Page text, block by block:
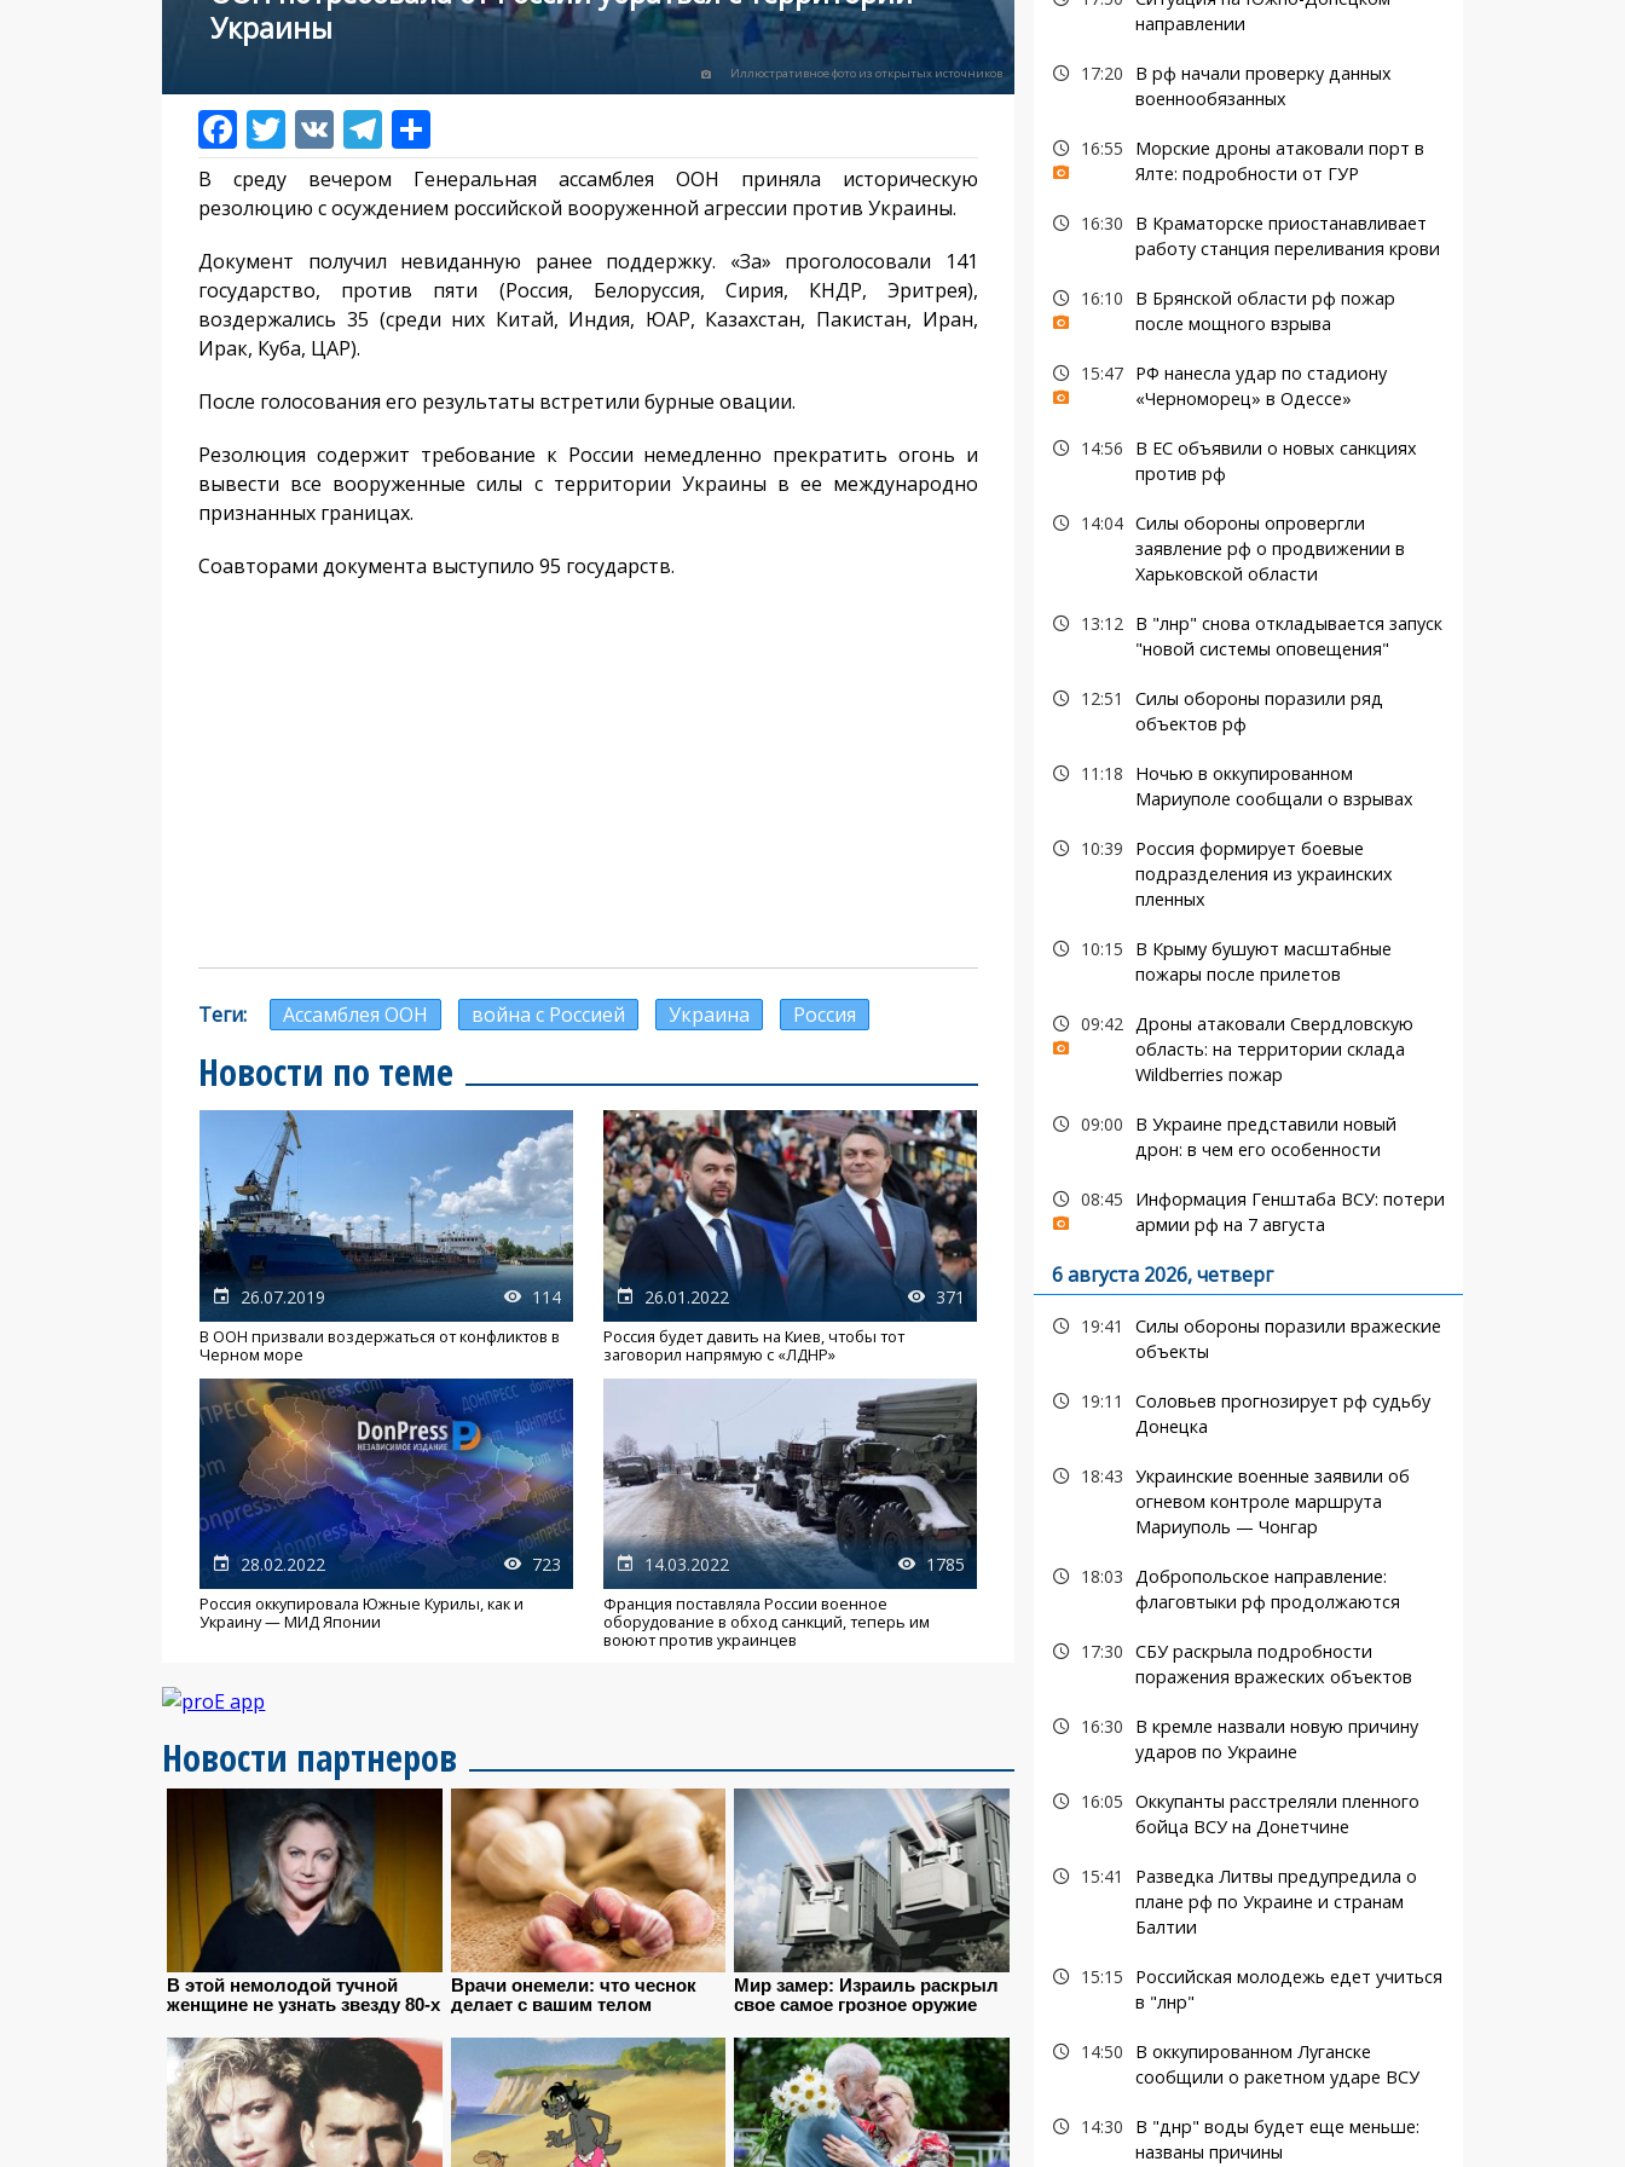
Украины
Иллюстративное фото из открытых источников
В среду вечером Генеральная ассамблея ООН приняла историческую
резолюцию с осуждением российской вооруженной агрессии против Украины.
Документ получил невиданную ранее поддержку. «За» проголосовали 141
государство, против пяти (Россия, Белоруссия, Сирия, КНДР, Эритрея),
воздержались 35 (среди них Китай, Индия, ЮАР, Казахстан, Пакистан, Иран,
Ирак, Куба, ЦАР).
После голосования его результаты встретили бурные овации.
Резолюция содержит требование к России немедленно прекратить огонь и
вывести все вооруженные силы с территории Украины в ее международно
признанных границах.
Соавторами документа выступило 95 государств.
Теги Ассамблея ООН война с Россией Украина Россия
Новости по теме
26.07.2019 114
В ООН призвали воздержаться от конфликтов в
Черном море
26.01.2022 371
Россия будет давить на Киев, чтобы тот
заговорил напрямую с «ЛДНР»
28.02.2022 723
Россия оккупировала Южные Курилы, как и
Украину — МИД Японии
14.03.2022 1785
Франция поставляла России военное
оборудование в обход санкций, теперь им
воюют против украинцев
Новости партнеров
направлении
17:20
В рф начали проверку данных
военнообязанных
16:55
Морские дроны атаковали порт в
Ялте: подробности от ГУР
16:30
В Краматорске приостанавливает
работу станция переливания крови
16:10
В Брянской области рф пожар
после мощного взрыва
15:47
РФ нанесла удар по стадиону
«Черноморец» в Одессе»
14:56
В ЕС объявили о новых санкциях
против рф
14:04 Силы обороны опровергли
заявление рф о продвижении в
Харьковской области
13:12
В "лнр" снова откладывается запуск
"новой системы оповещения"
12:51
Силы обороны поразили ряд
объектов рф
11:18
Ночью в оккупированном
Мариуполе сообщали о взрывах
10:39
Россия формирует боевые
подразделения из украинских
пленных
10:15
В Крыму бушуют масштабные
пожары после прилетов
09:42 Дроны атаковали Свердловскую
область: на территории склада
Wildberries пожар
09:00
В Украине представили новый
дрон: в чем его особенности
08:45
Информация Генштаба ВСУ: потери
армии рф на 7 августа
6 августа 2026, четверг
19:41
Силы обороны поразили вражеские
объекты
19:11
Соловьев прогнозирует рф судьбу
Донецка
18:43 Украинские военные заявили об
огневом контроле маршрута
Мариуполь — Чонгар
18:03 Добропольское направление:
флаговтыки рф продолжаются
17:30 СБУ раскрыла подробности
поражения вражеских объектов
16:30
В кремле назвали новую причину
ударов по Украине
16:05 Оккупанты расстреляли пленного
бойца ВСУ на Донетчине
15:41
Разведка Литвы предупредила о
плане рф по Украине и странам
Балтии
15:15
Российская молодежь едет учиться
в "лнр"
14:50
В оккупированном Луганске
сообщили о ракетном ударе ВСУ
14:30
В "днр" воды будет еще меньше:
названы причины